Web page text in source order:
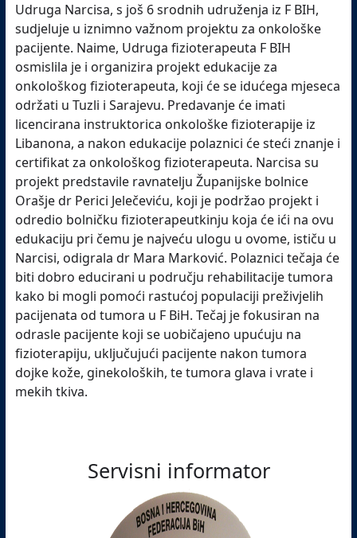
Udruga Narcisa, s još 6 srodnih udruženja iz F BIH,
sudjeluje u iznimno važnom projektu za onkološke
pacijente. Naime, Udruga fizioterapeuta F BIH
osmislila je i organizira projekt edukacije za
onkološkog fizioterapeuta, koji će se idućega mjeseca
održati u Tuzli i Sarajevu. Predavanje će imati
licencirana instruktorica onkološke fizioterapije iz
Libanona, a nakon edukacije polaznici će steći znanje i
certifikat za onkološkog fizioterapeuta. Narcisa su
projekt predstavile ravnatelju Županijske bolnice
Orašje dr Perici Jelečeviću, koji je podržao projekt i
odredio bolničku fizioterapeutkinju koja će ići na ovu
edukaciju pri čemu je najveću ulogu u ovome, ističu u
Narcisi, odigrala dr Mara Marković. Polaznici tečaja će
biti dobro educirani u području rehabilitacije tumora
kako bi mogli pomoći rastućoj populaciji preživjelih
pacijenata od tumora u F BiH. Tečaj je fokusiran na
odrasle pacijente koji se uobičajeno upućuju na
fizioterapiju, uključujući pacijente nakon tumora
dojke kože, ginekoloških, te tumora glava i vrate i
mekih tkiva.
Servisni informator